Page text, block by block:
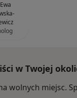
w Twojej
wolnych miejsc.